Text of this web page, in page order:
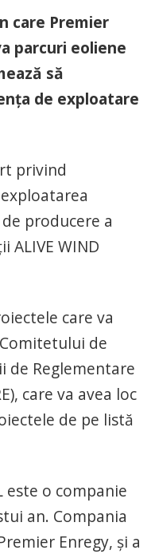
care Premier
parcuri eoliene
să
de exploatare
privind
producere a
ALIVE WIND
care va
de
de Reglementare
care va avea loc
de pe listă
este o companie
an. Compania
Enregy, și a